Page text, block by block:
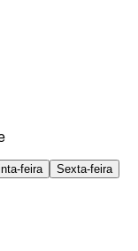
feira
Sexta-feira